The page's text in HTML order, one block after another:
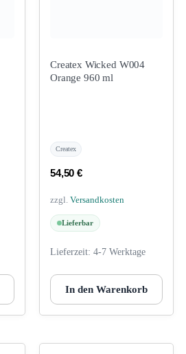
Createx Wicked W004
Orange 960 ml
Createx
54,50€
zzgl. Versandkosten
Lieferbar
Lieferzeit: 4-7 Werktage
In den Warenkorb